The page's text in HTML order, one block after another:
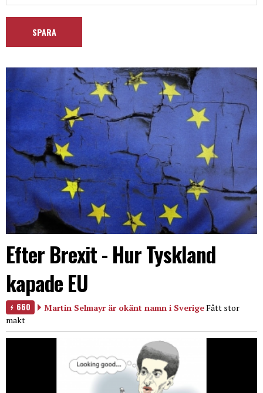
Efter Brexit - Hur Tyskland
kapade EU
660 Martin Selmayr är okänt namn i SverigeFått stor
makt